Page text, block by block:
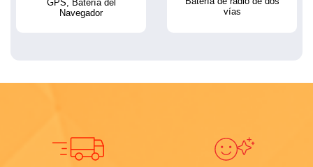
GPS, Batería del
Navegador
vías